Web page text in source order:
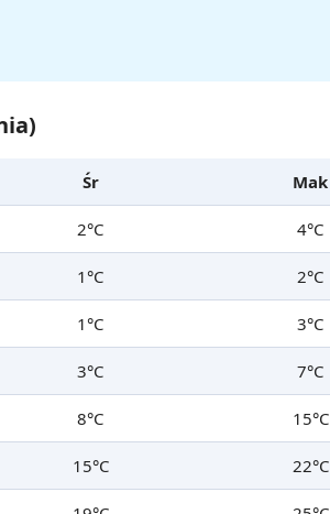
Śr Mak
2°C 4°C
1°C 2°C
1°C 3°C
3°C 7°C
8°C 15°C
15°C 22°C